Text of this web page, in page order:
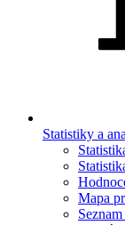
Statistiky a
Mapa